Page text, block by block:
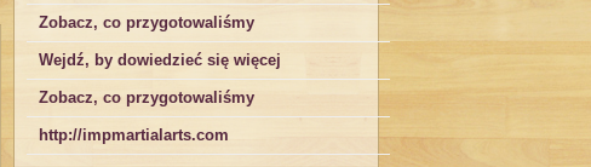
Zobacz, co przygotowaliśmy
Wejdź, by dowiedzieć się więcej
Zobacz, co przygotowaliśmy
http://impmartialarts.com